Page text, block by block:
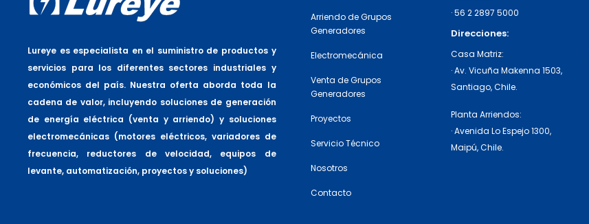
Lureye es especialista en el suministro de productos y
servicios para los diferentes sectores industriales y
económicos del país. Nuestra oferta aborda toda la
cadena de valor, incluyendo soluciones de generación
de energía eléctrica (venta y arriendo) y soluciones
electromecánicas (motores eléctricos, variadores de
frecuencia, reductores de velocidad, equipos de
levante, automatización, proyectos y soluciones)
Arriendo de Grupos
Generadores
Electromecánica
Venta de Grupos
Generadores
Proyectos
Servicio Técnico
Nosotros
Contacto
·56 2 2897 5000
Direcciones:
Casa Matriz:
· Av. Vicuña Makenna 1503,
Santiago, Chile.
Planta Arriendos:
· Avenida Lo Espejo 1300,
Maipú, Chile.